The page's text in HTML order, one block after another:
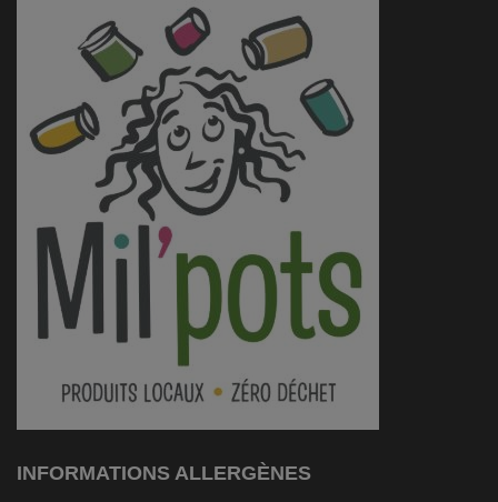
INFORMATIONS ALLERGÈNES